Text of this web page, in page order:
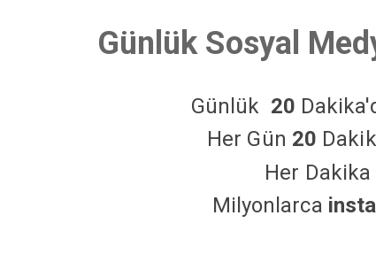
Günlük Sosyal
Günlük 20
Her Gün 20
Her Dakika
Milyonlarca